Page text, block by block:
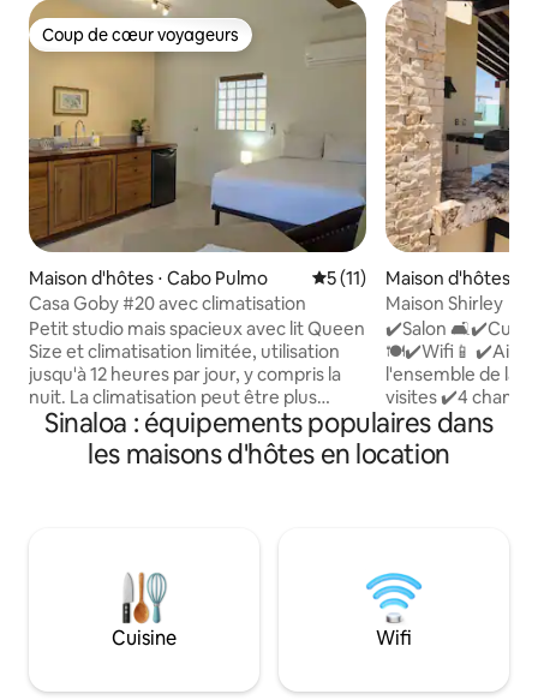
Coup de cœur voyageurs
Coup de cœur voyageurs
Maison d'hôtes ⋅ Cabo Pulmo Évaluation moyenne sur la
5 (11)
Casa Goby #20 avec climatisation
Petit studio mais spacieux avec lit Queen
Size et climatisation limitée, utilisation
jusqu'à 12 heures par jour, y compris la
nuit. La climatisation peut être plus
limitée les jours nuageux. Kitchenette
aménagée pour cuisiner des repas
simples et équipée d'un petit
magasins de plongée, des restaurants et
de la plage de baignade. Ce logement se
trouve sur le même terrain que Casa
Mexicana et le parking est à côté de la
moins de 8 ans.
Maison d'hôtes ⋅
Maison Shirley
✔️Salon
🍽️✔️Wifi📱 ✔️Air
l'ensemble de la
visites ✔️4
chacune🛌🏽🚽 -
size 2ème étage 👇🏼- Quatrième lit 1
double - Quartier
👕 ✔️Terrasse
braseros🥩 •Salle
commune
Sinaloa : équipements populaires dans
les maisons d'hôtes en location
Cuisine Wifi